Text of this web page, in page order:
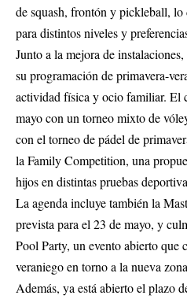
de squash, frontón y pickleball, lo
para distintos niveles y
Junto a la mejora de
su programación de primavera-
actividad física y ocio familiar. El
mayo con un torneo mixto de
con el torneo de pádel de
la Family Competition, una
hijos en distintas pruebas
La agenda incluye también la
prevista para el 23 de mayo, y
Pool Party, un evento abierto que
veraniego en torno a la nueva
Además, ya está abierto el plazo